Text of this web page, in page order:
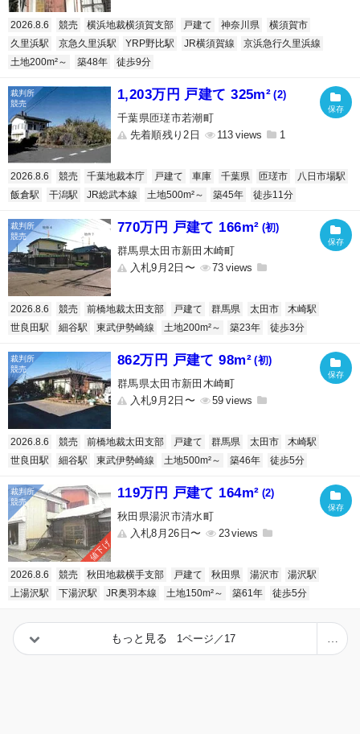
2026.8.6 競売 横浜地裁横須賀支部 戸建て 神奈川県
横須賀市
久里浜駅
京急久里浜駅 YRP野比駅 JR横須賀線
京浜急行久里浜線
土地200m²～
築48年 徒歩9分
1,203万円 戸建て 325m² (2)
千葉県匝瑳市若潮町
先着順残り2日
113 1
2026.8.6 競売 千葉地裁本庁 戸建て 車庫 千葉県 匝瑳市
八日市場駅
飯倉駅
干潟駅 JR総武本線 土地500m²～ 築45年 徒歩11分
770万円 戸建て 166m² (初)
群馬県太田市新田木崎町
入札9月2日〜
73
2026.8.6 競売 前橋地裁太田支部 戸建て 群馬県 太田市
木崎駅
世良田駅
細谷駅 東武伊勢崎線 土地200m²～ 築23年 徒歩3分
862万円 戸建て 98m² (初)
群馬県太田市新田木崎町
入札9月2日〜
59
2026.8.6 競売 前橋地裁太田支部 戸建て 群馬県 太田市
木崎駅
世良田駅
細谷駅 東武伊勢崎線 土地500m²～ 築46年 徒歩5分
値下げ
119万円 戸建て 164m² (2)
秋田県湯沢市清水町
入札8月26日〜
23
2026.8.6 競売 秋田地裁横手支部 戸建て 秋田県 湯沢市
湯沢駅
上湯沢駅
下湯沢駅 JR奥羽本線 土地150m²～ 築61年 徒歩5分
もっと見る 1ページ／17